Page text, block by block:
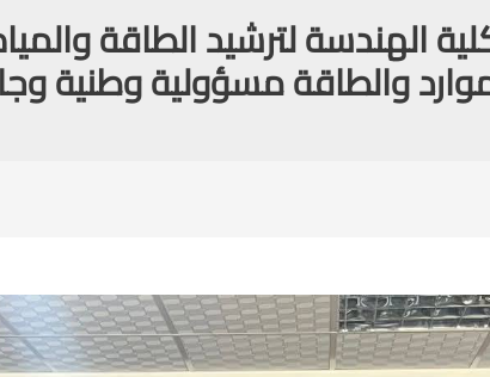
الهندسة لترشيد الطاقة
والطاقة مسؤولية وطنية